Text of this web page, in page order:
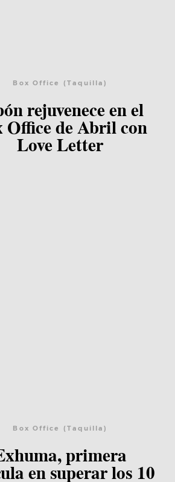
Box Office (Taquilla)
rejuvenece en el
Office de Abril con
Love Letter
Lee el post
Box Office (Taquilla)
primera
en superar los 10
Lee el post